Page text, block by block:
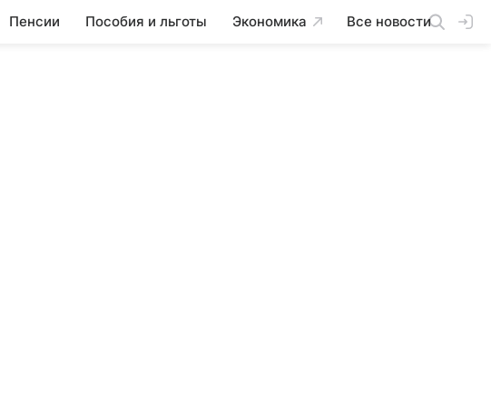
Пенсии Пособия и льготы Экономика Все новости